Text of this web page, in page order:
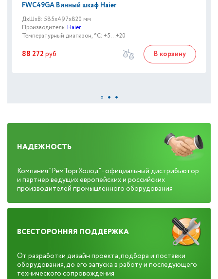
FWC49GA Винный шкаф Haier
ДxШxВ: 585x497x820 мм
Производитель: Haier
Температурный диапазон, °C: +5...+20
88 272 руб В корзину
НАДЕЖНОСТЬ
Компания "РемТоргХолод" - официальный дистрибьютор
и партнер ведущих европейских и российских
производителей промышленного оборудования
ВСЕСТОРОННЯЯ ПОДДЕРЖКА
От разработки дизайн проекта, подбора и поставки
оборудования, до его запуска в работу и последующего
технического сопровождения